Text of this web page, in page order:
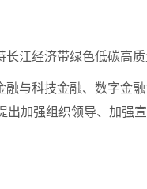
江经济带绿色低碳高质
融与科技金融、数字
出加强组织领导、加强